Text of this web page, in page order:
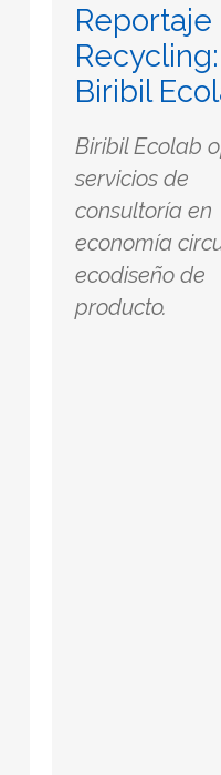
Reportaje
Recycling:
Biribil
Biribil Ecolab
servicios de
consultoría en
economía
ecodiseño de
producto.